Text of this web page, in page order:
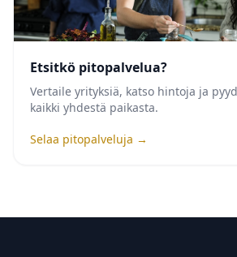
Etsitkö pitopalvelua?
Vertaile yrityksiä, katso hintoja ja
kaikki yhdestä paikasta.
Selaa pitopalveluja →